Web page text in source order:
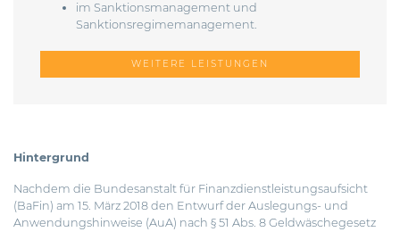
im Sanktionsmanagement und
Sanktionsregimemanagement.
WEITERE LEISTUNGEN
Hintergrund
Nachdem die Bundesanstalt für Finanzdienstleistungsaufsicht
(BaFin) am 15. März 2018 den Entwurf der Auslegungs- und
Anwendungshinweise (AuA) nach § 51 Abs. 8 Geldwäschegesetz